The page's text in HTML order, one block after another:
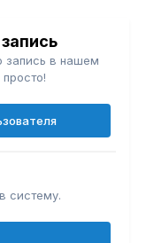
запись в нашем
систему.